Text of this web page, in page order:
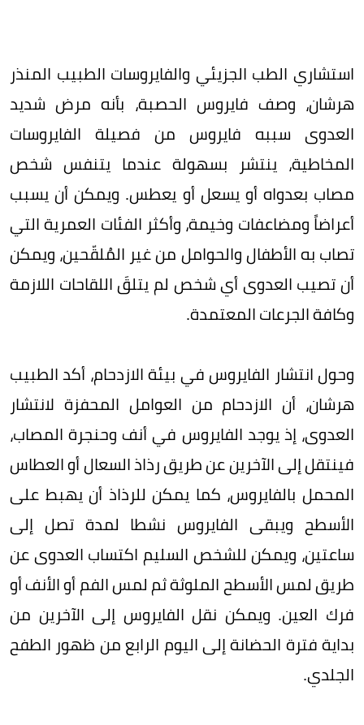
استشاري الطب الجزيئي والفايروسات الطبيب المنذر
هرشان، وصف فايروس الحصبة، بأنه مرض شديد
العدوى سببه فايروس من فصيلة الفايروسات
المخاطية، ينتشر بسهولة عندما يتنفس شخص
مصاب بعدواه أو يسعل أو يعطس. ويمكن أن يسبب
أعراضاً ومضاعفات وخيمة، وأكثر الفئات العمرية التي
تصاب به الأطفال والحوامل من غير المُلقّحين، ويمكن
أن تصيب العدوى أي شخص لم يتلقَ اللقاحات اللازمة
وكافة الجرعات المعتمدة.
وحول انتشار الفايروس في بيئة الازدحام، أكد الطبيب
هرشان، أن الازدحام من العوامل المحفزة لانتشار
العدوى، إذ يوجد الفايروس في أنف وحنجرة المصاب،
فينتقل إلى الآخرين عن طريق رذاذ السعال أو العطاس
المحمل بالفايروس، كما يمكن للرذاذ أن يهبط على
الأسطح ويبقى الفايروس نشطا لمدة تصل إلى
ساعتين، ويمكن للشخص السليم اكتساب العدوى عن
طريق لمس الأسطح الملوثة ثم لمس الفم أو الأنف أو
فرك العين. ويمكن نقل الفايروس إلى الآخرين من
بداية فترة الحضانة إلى اليوم الرابع من ظهور الطفح
الجلدي.